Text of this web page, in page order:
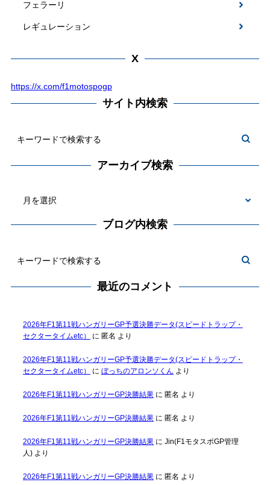
フェラーリ
レギュレーション
X
https://x.com/f1motospogp
サイト内検索
アーカイブ検索
ブログ内検索
最近のコメント
2026年F1第11戦ハンガリーGP予選決勝データ(スピードトラップ・
セクタータイムetc）
に 匿名 より
2026年F1第11戦ハンガリーGP予選決勝データ(スピードトラップ・
セクタータイムetc）
に ぼっちのアロンソくん より
2026年F1第11戦ハンガリーGP決勝結果に 匿名 より
2026年F1第11戦ハンガリーGP決勝結果に 匿名 より
2026年F1第11戦ハンガリーGP決勝結果に Jin(F1モタスポGP管理
人)より
2026年F1第11戦ハンガリーGP決勝結果に 匿名 より